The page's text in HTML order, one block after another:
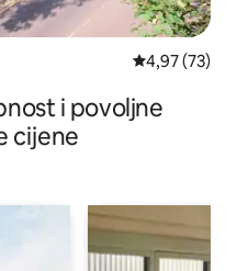
Prosječna
4,97 (73)
i povoljne
cijene